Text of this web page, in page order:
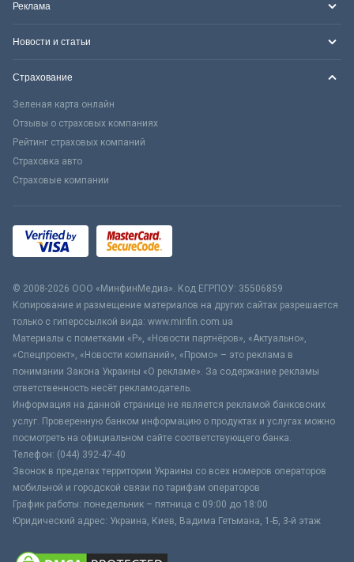
Реклама
Новости и статьи
Страхование
Зеленая карта онлайн
Отзывы о страховых компаниях
Рейтинг страховых компаний
Страховка авто
Страховые компании
© 2008-2026 ООО «МинфинМедиа». Код ЕГРПОУ: 35506859
Копирование и размещение материалов на других сайтах разрешается
только с гиперссылкой вида: www.minfin.com.ua
Материалы с пометками «Р», «Новости партнёров», «Актуально»,
«Спецпроект», «Новости компаний», «Промо» – это реклама в
понимании Закона Украины «О рекламе». За содержание рекламы
ответственность несёт рекламодатель.
Информация на данной странице не является рекламой банковских
услуг. Проверенную банком информацию о продуктах и услугах можно
посмотреть на официальном сайте соответствующего банка.
Телефон: (044) 392-47-40
Звонок в пределах территории Украины со всех номеров операторов
мобильной и городской связи по тарифам операторов
График работы: понедельник – пятница с 09:00 до 18:00
Юридический адрес: Украина, Киев, Вадима Гетьмана, 1-Б, 3-й этаж